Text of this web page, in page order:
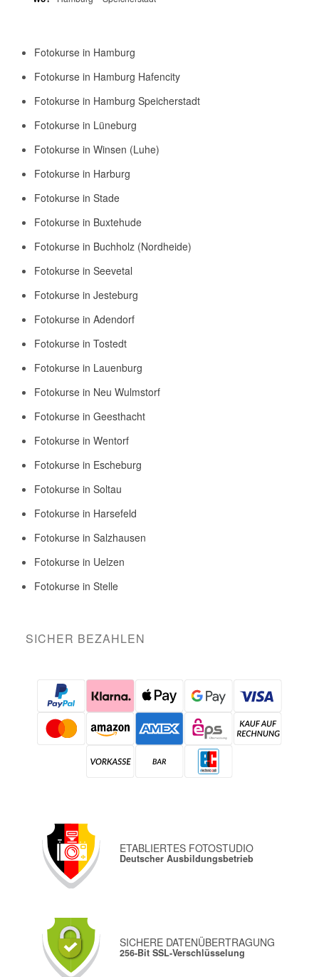
Fotokurse in Hamburg
Fotokurse in Hamburg Hafencity
Fotokurse in Hamburg Speicherstadt
Fotokurse in Lüneburg
Fotokurse in Winsen (Luhe)
Fotokurse in Harburg
Fotokurse in Stade
Fotokurse in Buxtehude
Fotokurse in Buchholz (Nordheide)
Fotokurse in Seevetal
Fotokurse in Jesteburg
Fotokurse in Adendorf
Fotokurse in Tostedt
Fotokurse in Lauenburg
Fotokurse in Neu Wulmstorf
Fotokurse in Geesthacht
Fotokurse in Wentorf
Fotokurse in Escheburg
Fotokurse in Soltau
Fotokurse in Harsefeld
Fotokurse in Salzhausen
Fotokurse in Uelzen
Fotokurse in Stelle
SICHER BEZAHLEN
ETABLIERTES FOTOSTUDIO
Deutscher Ausbildungsbetrieb
SICHERE DATENÜBERTRAGUNG
256-Bit SSL-Verschlüsselung